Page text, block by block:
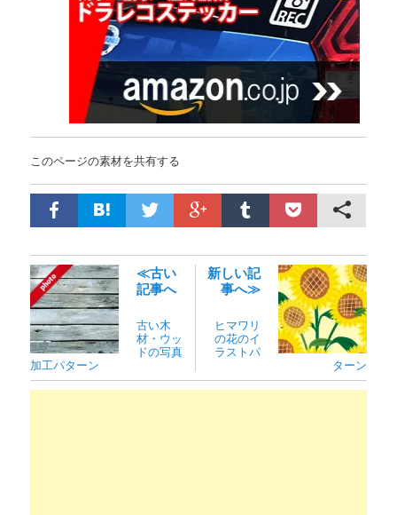
このページの素材を共有する
≪古い
記事へ
古い木
材・ウッ
ドの写真
加工パターン
新しい記
事へ≫
ヒマワリ
の花のイ
ラストパ
ターン